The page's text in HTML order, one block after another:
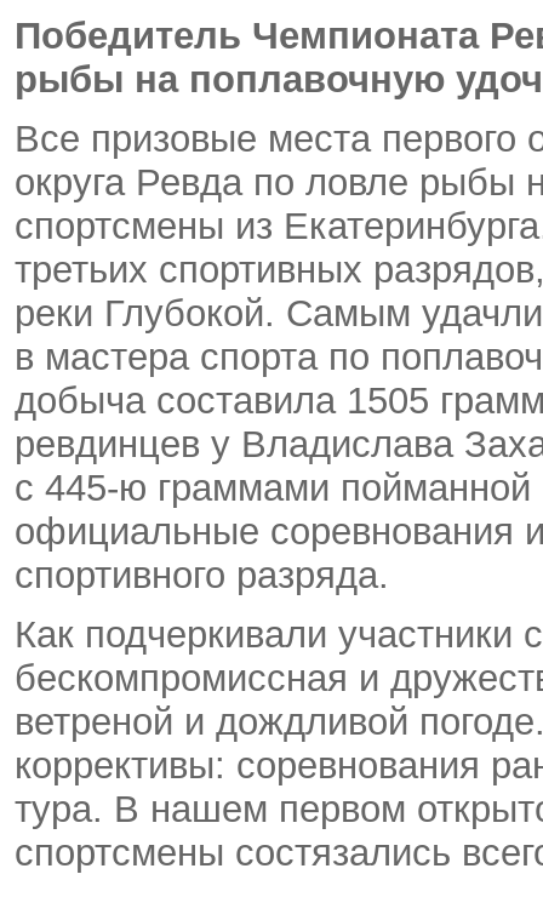
Победитель Чемпионата
рыбы на поплавочную
Все призовые места первого
округа Ревда по ловле рыбы
спортсмены из
третьих спортивных разрядов
реки Глубокой. Самым
в мастера спорта по
добыча составила 1505
ревдинцев у Владислава
с 445-ю граммами
официальные соревнования
спортивного разряда.
Как подчеркивали участники
бескомпромиссная и
ветреной и дождливой
коррективы: соревнования
тура. В нашем первом
спортсмены состязались